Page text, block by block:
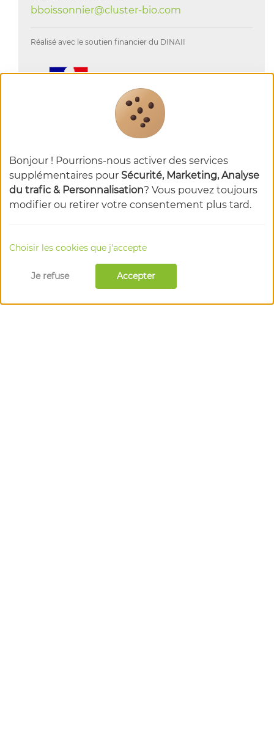
bboissonnier@cluster-bio.com
Réalisé avec le soutien financier du DINAII
Bonjour ! Pourrions-nous activer des services
supplémentaires pour Sécurité, Marketing, Analyse
du trafic & Personnalisation? Vous pouvez toujours
modifier ou retirer votre consentement plus tard.
Choisir les cookies que j'accepte
Je refuse Accepter